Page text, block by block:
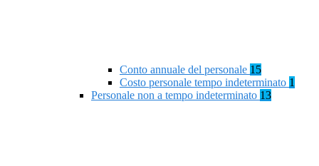
Conto annuale del personale 15
Costo personale tempo indeterminato 1
Personale non a tempo indeterminato 13